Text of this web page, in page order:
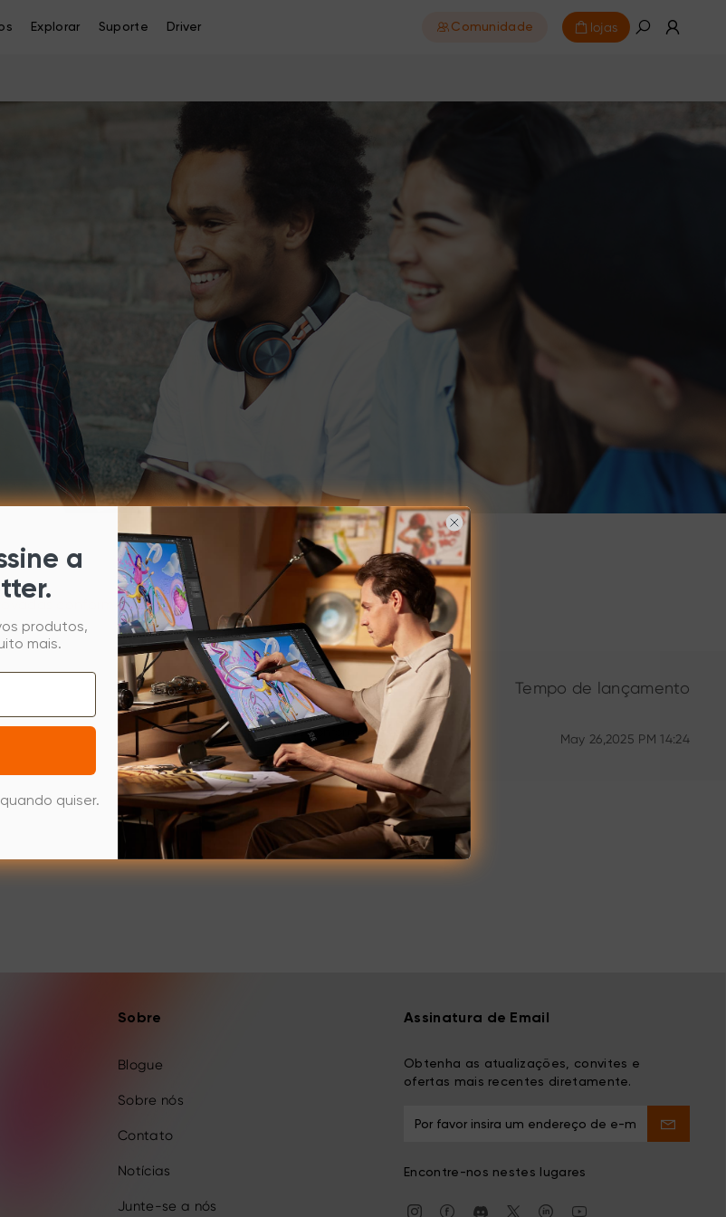
Explorar Suporte Driver Comunidade lojas
conforme necessário(1)
Local de trabalho Tempo de lançamento
Brasil, com viagens aprovadas conforme
necessário
May 26,2025 PM 14:24
Sobre
Blogue
Sobre nós
Contato
Notícias
Junte-se a nós
Assinatura de Email
Obtenha as atualizações, convites e
ofertas mais recentes diretamente.
Encontre-nos nestes lugares
a
produtos,
mais.
quiser.